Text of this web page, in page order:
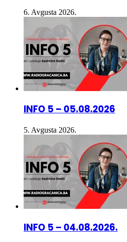
INFO 5 – 05.08.2026
5. Avgusta 2026.
INFO 5 – 04.08.2026.
4. Avgusta 2026.